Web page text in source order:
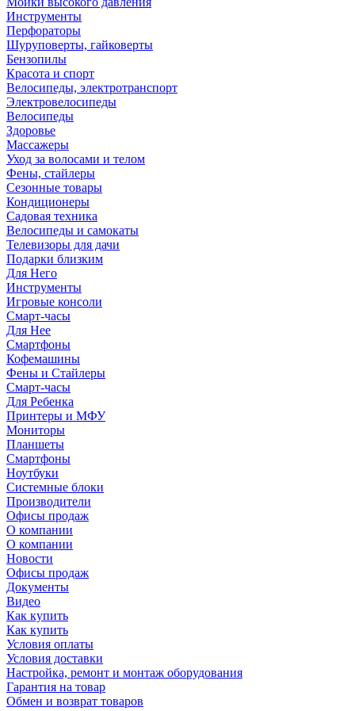
Инструменты
Перфораторы
Шуруповерты, гайковерты
Бензопилы
Красота и спорт
Велосипеды, электротранспорт
Электровелосипеды
Велосипеды
Здоровье
Массажеры
Уход за волосами и телом
Фены, стайлеры
Сезонные товары
Кондиционеры
Садовая техника
Велосипеды и самокаты
Телевизоры для дачи
Подарки близким
Для Него
Инструменты
Игровые консоли
Смарт-часы
Для Нее
Смартфоны
Кофемашины
Фены и Стайлеры
Смарт-часы
Для Ребенка
Принтеры и МФУ
Мониторы
Планшеты
Смартфоны
Ноутбуки
Системные блоки
Производители
Офисы продаж
О компании
О компании
Новости
Офисы продаж
Документы
Видео
Как купить
Как купить
Условия оплаты
Условия доставки
Настройка, ремонт и монтаж оборудования
Гарантия на товар
Обмен и возврат товаров